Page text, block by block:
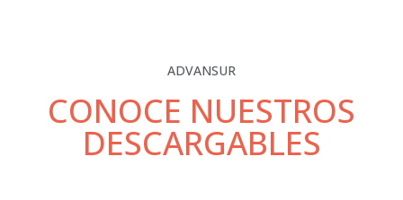
ADVANSUR
CONOCE NUESTROS
DESCARGABLES